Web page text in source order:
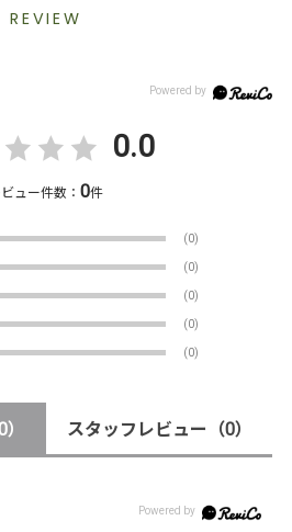
REVIEW
0.0
ビュー件数：0件
(0)
(0)
(0)
(0)
(0)
） スタッフレビュー （0）